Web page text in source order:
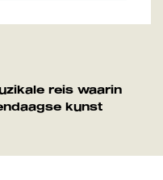
reis waarin
kunst